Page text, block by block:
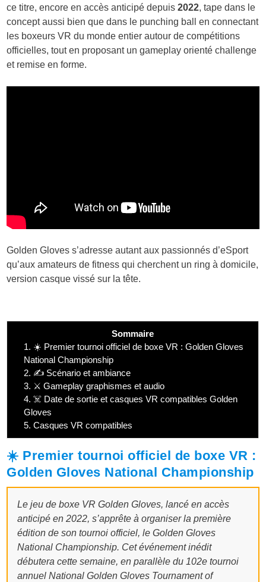
ce titre, encore en accès anticipé depuis2022, tape dans le
concept aussi bien que dans le punching ball en connectant
les boxeurs VR du monde entier autour de compétitions
officielles, tout en proposant un gameplay orienté challenge
et remise en forme.
Golden Gloves s’adresse autant aux passionnés d’eSport
qu’aux amateurs de fitness qui cherchent un ring à domicile,
version casque vissé sur la tête.
Sommaire
1. ☀️ Premier tournoi officiel de boxe VR : Golden Gloves
National Championship
2. ✍️ Scénario et ambiance
3. ⚔️ Gameplay graphismes et audio
4. ☠️ Date de sortie et casques VR compatibles Golden
Gloves
5. Casques VR compatibles
☀️ Premier tournoi officiel de boxe VR :
Golden Gloves National Championship
Le jeu de boxe VR Golden Gloves, lancé en accès
anticipé en 2022, s’apprête à organiser la première
édition de son tournoi officiel, le Golden Gloves
National Championship. Cet événement inédit
débutera cette semaine, en parallèle du 102e tournoi
annuel National Golden Gloves Tournament of